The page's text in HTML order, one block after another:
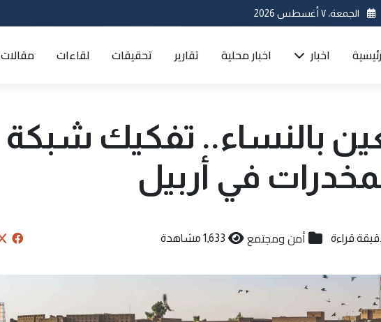
الجمعة، ٧ أغسطس 2026
اخبار اخبار محلية تقارير تحقيقات لقاءات مقالات
بالنساء.. تفكيك شبكة
في أربيل
أمن ومجتمع 1,633 مشاهدة